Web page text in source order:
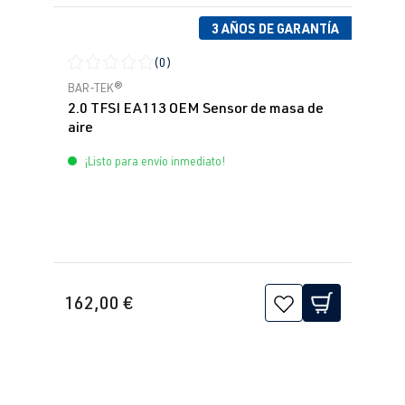
3 AÑOS DE GARANTÍA
Calificación promedio de 0 de 5 estrellas
(0)
BAR-TEK®
2.0 TFSI EA113 OEM Sensor de masa de
aire
¡Listo para envío inmediato!
162,00 €